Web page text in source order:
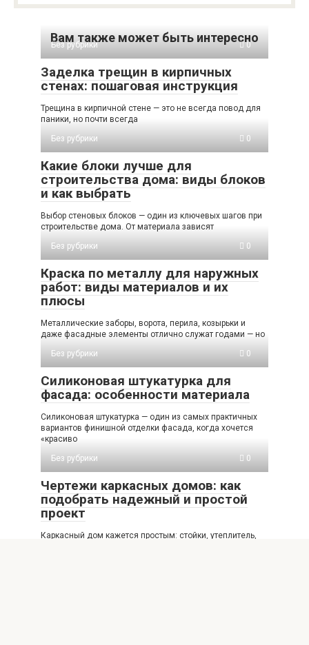
Вам также может быть интересно
Без рубрики 0
Заделка трещин в кирпичных
стенах: пошаговая инструкция
Трещина в кирпичной стене — это не всегда повод для
паники, но почти всегда
Без рубрики
0
Какие блоки лучше для
строительства дома: виды блоков
и как выбрать
Выбор стеновых блоков — один из ключевых шагов при
строительстве дома. От материала зависят
Без рубрики
0
Краска по металлу для наружных
работ: виды материалов и их
плюсы
Металлические заборы, ворота, перила, козырьки и
даже фасадные элементы отлично служат годами — но
Без рубрики
0
Силиконовая штукатурка для
фасада: особенности материала
Силиконовая штукатурка — один из самых практичных
вариантов финишной отделки фасада, когда хочется
«красиво
Без рубрики
0
Чертежи каркасных домов: как
подобрать надежный и простой
проект
Каркасный дом кажется простым: стойки, утеплитель,